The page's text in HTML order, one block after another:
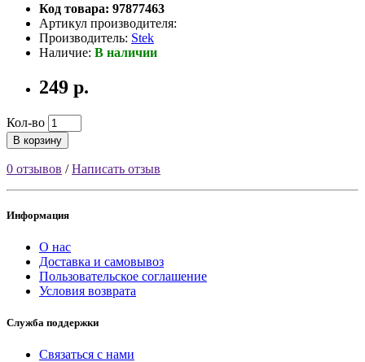
Код товара: 97877463
Артикул производителя:
Производитель: Stek
Наличие: В наличии
249 р.
Кол-во
В корзину
0 отзывов /Написать отзыв
Информация
О нас
Доставка и самовывоз
Пользовательское соглашение
Условия возврата
Служба поддержки
Связаться с нами